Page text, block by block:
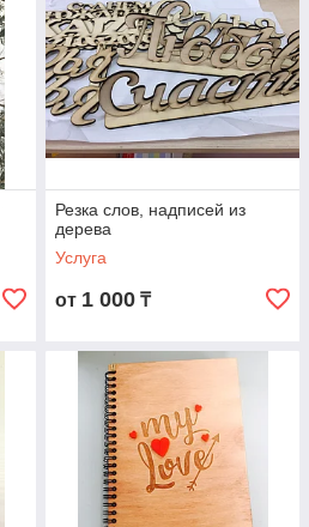
Резка слов, надписей из
дерева
Услуга
от 1 000 ₸